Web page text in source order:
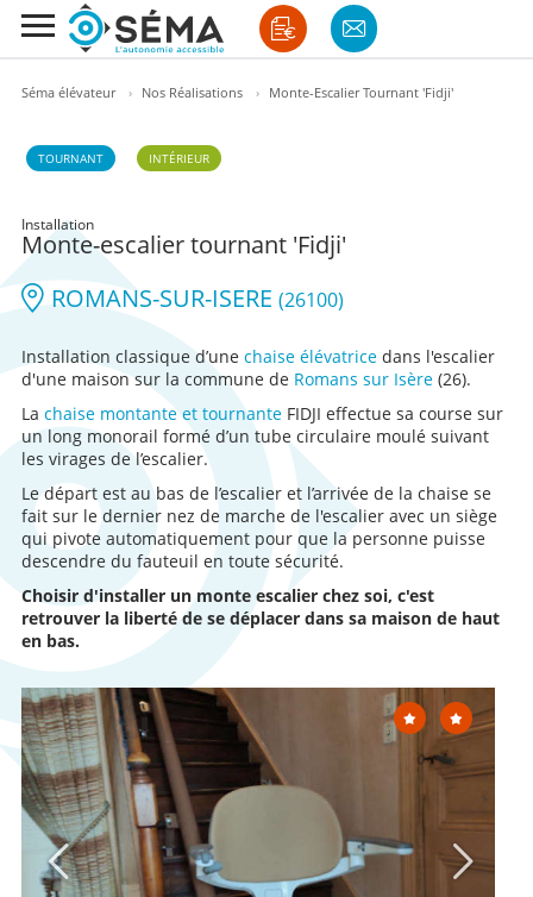
Séma élévateur › Nos Réalisations › Monte-Escalier Tournant 'Fidji'
TOURNANT INTÉRIEUR
Installation
Monte-escalier tournant 'Fidji'
ROMANS-SUR-ISERE (26100)
Installation classique d’une chaise élévatricedans l'escalier
d'une maison sur la commune de Romans sur Isère(26).
La chaise montante et tournanteFIDJI effectue sa course sur
un long monorail formé d’un tube circulaire moulé suivant
les virages de l’escalier.
Le départ est au bas de l’escalier et l’arrivée de la chaise se
fait sur le dernier nez de marche de l'escalier avec un siège
qui pivote automatiquement pour que la personne puisse
descendre du fauteuil en toute sécurité.
Choisir d'installer un monte escalier chez soi, c'est
retrouver la liberté de se déplacer dans sa maison de haut
en bas.